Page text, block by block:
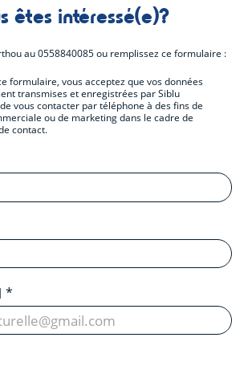
êtes intéressé(e)?
au0558840085ou remplissez ce formulaire :
formulaire, vous acceptez que vos données
transmises et enregistrées par Siblu
vous contacter par téléphone à des fins de
ou de marketing dans le cadre de
contact.